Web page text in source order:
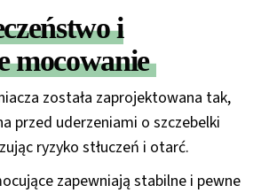
i
mocowanie
została zaprojektowana tak,
przed uderzeniami o szczebelki
ryzyko stłuczeń i otarć.
zapewniają stabilne i pewne